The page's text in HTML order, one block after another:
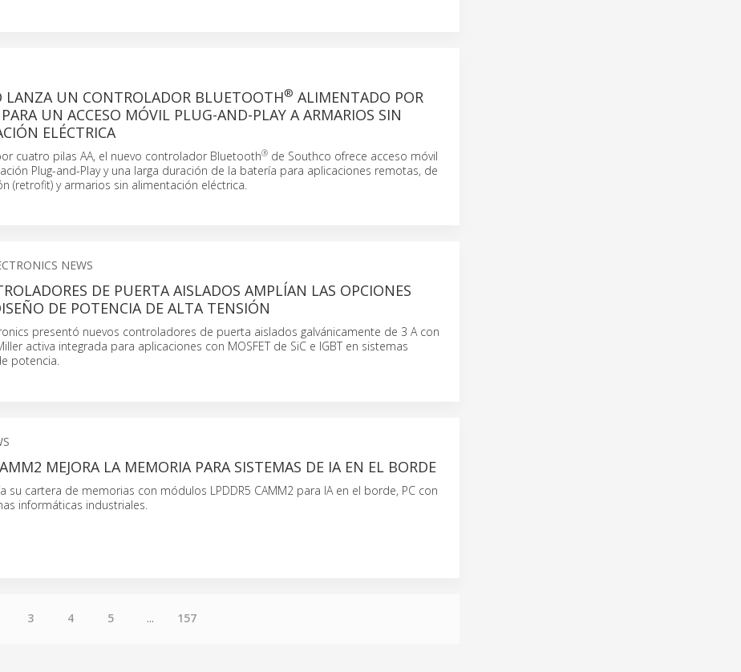
LANZA UN CONTROLADOR BLUETOOTH® ALIMENTADO POR
UN ACCESO MÓVIL PLUG-AND-PLAY A ARMARIOS SIN
ELÉCTRICA
cuatro pilas AA, el nuevo controlador Bluetooth®de Southco ofrece acceso móvil
Plug-and-Play y una larga duración de la batería para aplicaciones remotas, de
(retrofit) y armarios sin alimentación eléctrica.
NEWS
DE PUERTA AISLADOS AMPLÍAN LAS OPCIONES
DE POTENCIA DE ALTA TENSIÓN
presentó nuevos controladores de puerta aislados galvánicamente de 3 A con
activa integrada para aplicaciones con MOSFET de SiC e IGBT en sistemas
potencia.
MEJORA LA MEMORIA PARA SISTEMAS DE IA EN EL BORDE
su cartera de memorias con módulos LPDDR5 CAMM2 para IA en el borde, PC con
informáticas industriales.
3 4 5 ... 157